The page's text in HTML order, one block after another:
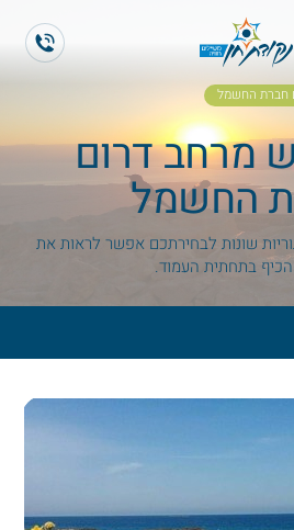
חברת החשמל
מרחב דרום
החשמל
שונות לבחירתכם אפשר לראות את
הכיף בתחתית העמוד.
EN
ES